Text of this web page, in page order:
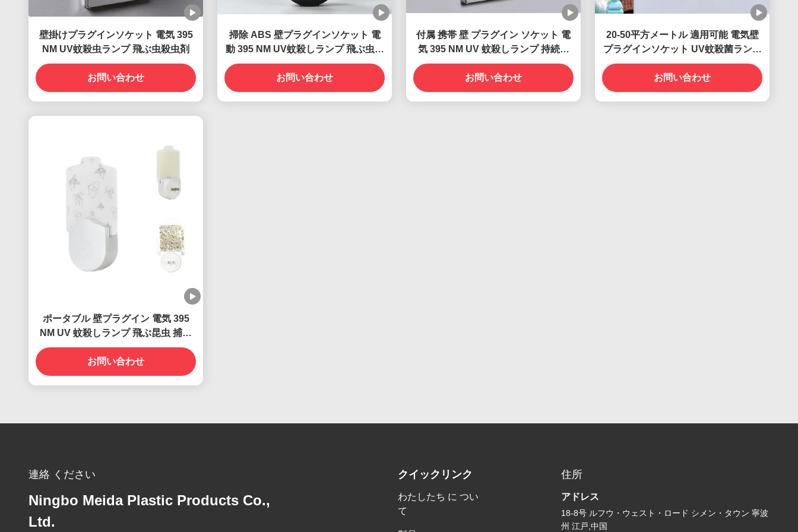
壁掛けプラグインソケット 電気 395
NM UV蚊殺虫ランプ 飛ぶ虫殺虫剤
お問い合わせ
掃除 ABS 壁プラグインソケット 電
動 395 NM UV蚊殺しランプ 飛ぶ虫殺
し罠
お問い合わせ
付属 携帯 壁 プラグイン ソケット 電
気 395 NM UV 蚊殺しランプ 持続可
能で効果的な昆虫対策
お問い合わせ
20-50平方メートル 適用可能 電気壁
プラグインソケット UV蚊殺菌ランプ
固体状態 高効率
お問い合わせ
ポータブル 壁プラグイン 電気 395
NM UV 蚊殺しランプ 飛ぶ昆虫 捕獲
殺し
お問い合わせ
連絡 ください
Ningbo Meida Plastic Products Co.,
Ltd.
クイックリンク
わたしたち に つい
て
住所
アドレス
18-8号 ルフウ・ウェスト・ロード シメン・タウン 寧波
州 江戸,中国